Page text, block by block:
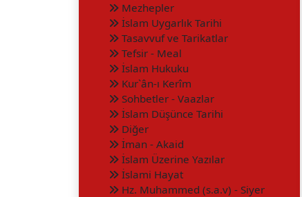
Mezhepler
İslam Uygarlık Tarihi
Tasavvuf ve Tarikatlar
Tefsir - Meal
İslam Hukuku
Kur`ân-ı Kerîm
Sohbetler - Vaazlar
İslam Düşünce Tarihi
Diğer
İman - Akaid
İslam Üzerine Yazılar
İslami Hayat
Hz. Muhammed (s.a.v) - Siyer